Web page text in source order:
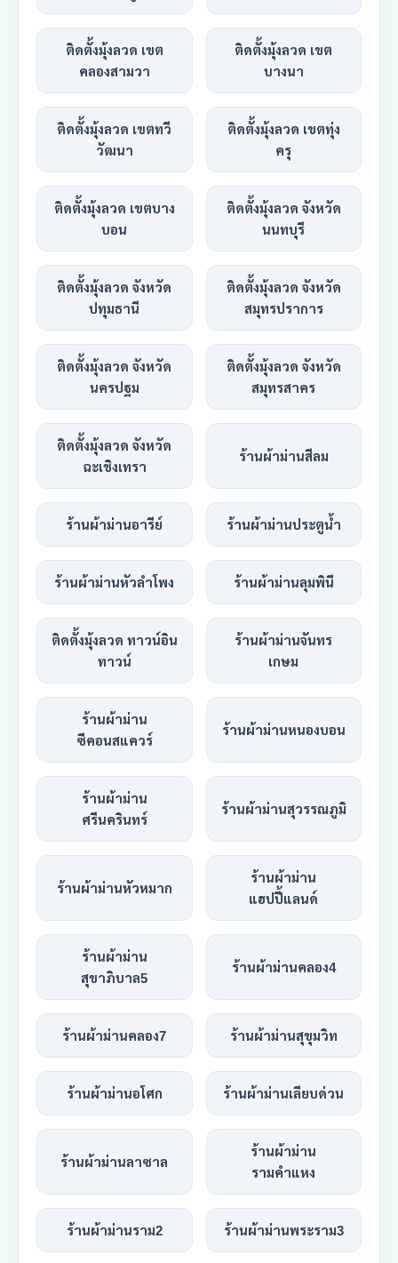
ติดตั้งมุ้งลวด เขต
คลองสามวา
ติดตั้งมุ้งลวด เขต
บางนา
ติดตั้งมุ้งลวด เขตทวี
วัฒนา
ติดตั้งมุ้งลวด เขตทุ่ง
ครุ
ติดตั้งมุ้งลวด เขตบาง
บอน
ติดตั้งมุ้งลวด จังหวัด
นนทบุรี
ติดตั้งมุ้งลวด จังหวัด
ปทุมธานี
ติดตั้งมุ้งลวด จังหวัด
สมุทรปราการ
ติดตั้งมุ้งลวด จังหวัด
นครปฐม
ติดตั้งมุ้งลวด จังหวัด
สมุทรสาคร
ติดตั้งมุ้งลวด จังหวัด
ฉะเชิงเทรา
ร้านผ้าม่านสีลม
ร้านผ้าม่านอารีย์ ร้านผ้าม่านประตูน้ำ
ร้านผ้าม่านหัวลำโพง ร้านผ้าม่านลุมพินี
ติดตั้งมุ้งลวด ทาวน์อิน
ทาวน์
ร้านผ้าม่านจันทร
เกษม
ร้านผ้าม่าน
ซีคอนสแควร์
ร้านผ้าม่านหนองบอน
ร้านผ้าม่าน
ศรีนครินทร์
ร้านผ้าม่านสุวรรณภูมิ
ร้านผ้าม่านหัวหมาก
ร้านผ้าม่าน
แฮปปี้แลนด์
ร้านผ้าม่าน
สุขาภิบาล5
ร้านผ้าม่านคลอง4
ร้านผ้าม่านคลอง7 ร้านผ้าม่านสุขุมวิท
ร้านผ้าม่านอโศก ร้านผ้าม่านเลียบด่วน
ร้านผ้าม่านลาซาล
ร้านผ้าม่าน
รามคำแหง
ร้านผ้าม่านราม2 ร้านผ้าม่านพระราม3